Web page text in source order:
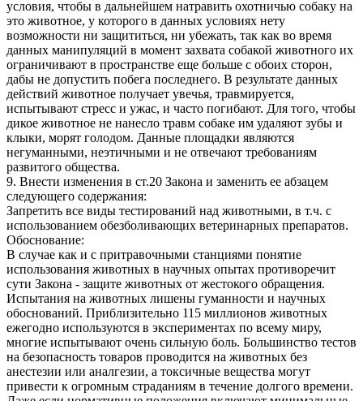
условия, чтобы в дальнейшем натравить охотничью собаку на
это животное, у которого в данных условиях нету
возможности ни защититься, ни убежать, так как во время
данных манипуляций в момент захвата собакой животного их
ограничивают в пространстве еще больше с обоих сторон,
дабы не допустить побега последнего. В результате данных
действий животное получает увечья, травмируется,
испытывают стресс и ужас, и часто погибают. Для того, чтобы
дикое животное не нанесло травм собаке им удаляют зубы и
клыки, морят голодом. Данные площадки являются
негуманными, неэтичными и не отвечают требованиям
развитого общества.
9. Внести изменения в ст.20 Закона и заменить ее абзацем
следующего содержания:
Запретить все виды тестирований над животными, в т.ч. с
использованием обезболивающих ветеринарных препаратов.
Обоснование:
В случае как и с притравочными станциями понятие
использования животных в научных опытах противоречит
сути Закона - защите животных от жестокого обращения.
Испытания на животных лишены гуманности и научных
обоснований. Приблизительно 115 миллионов животных
ежегодно используются в экспериментах по всему миру,
многие испытывают очень сильную боль. Большинство тестов
на безопасность товаров проводится на животных без
анестезии или аналгезии, а токсичные вещества могут
привести к огромным страданиям в течение долгого времени.